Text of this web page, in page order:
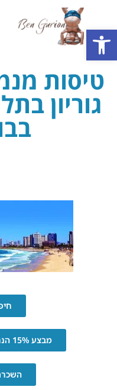
טיסות
גוריון
מבצע 15% הנחה ב-Booking.com
פתח סרגל נגישות